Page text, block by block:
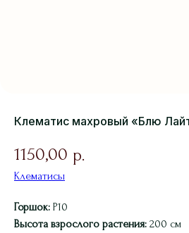
Клематис махровый «Блю
1150,00 р.
Клематисы
Горшок: Р10
Высота взрослого растения: 200 см